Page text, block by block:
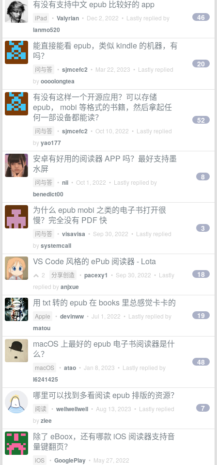
有没有支持中文 epub 比较好的 app
iPad • Valyrian • Dec 2, 2022 • Lastly replied by
lanmo520
46
能直接能看 epub，类似 kindle 的机器，有
吗？
问与答 • sjmcefc2 • Mar 22, 2023 • Lastly replied
byoooolongtea
20
有没有这样一个开源应用？可以存储
epub， mobi 等格式的书籍，然后拿起任
何一部设备都能读？
问与答 • sjmcefc2 • Oct 10, 2022 • Lastly replied
byyao177
52
安卓有好用的阅读器 APP 吗？最好支持墨
水屏
问与答 • nii • Oct 1, 2022 • Lastly replied by
benedict00
8
为什么 epub mobi 之类的电子书打开很
慢？完全没有 PDF 快
问与答 • visavisa • Sep 30, 2022 • Lastly replied
bysystemcall
3
VS Code 风格的 ePub 阅读器 - Lota
2 分享创造 • pacexy1 • Sep 30, 2022 • Lastly
replied byanjxue
18
用 txt 转的 epub 在 books 里总感觉卡卡的
Apple • devinww • Jul 1, 2022 • Lastly replied by
matou
19
macOS 上最好的 epub 电子书阅读器是什
么？
macOS • atao • Jan 8, 2023 • Lastly replied by
l6241425
48
哪里可以找到多看阅读 epub 排版的资源？
阅读 • wellwellwell • Aug 13, 2023 • Lastly replied
byzlee
7
除了 eBoox，还有哪款 iOS 阅读器支持音
量键翻页？
iOS • GooglePlay • May 27, 2022